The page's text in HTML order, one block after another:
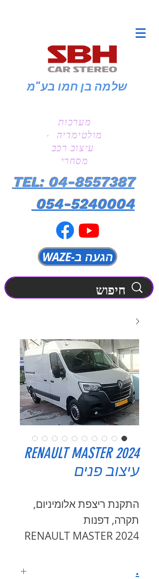
שלמה בן חמו בע"מ
מערכות
מולטימדיה ·
עיצוב רכב
מסחרי
TEL: 04-8557387
054-5240004
WAZE-הגעה ב
RENAULT MASTER 2024
עיצוב פנים
התקנת ריצפת אלומיניום,
תקרה, דפנות
2024 RENAULT MASTER
.